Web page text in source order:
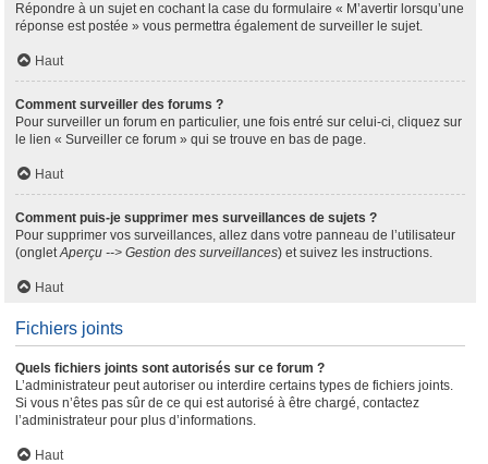
Répondre à un sujet en cochant la case du formulaire « M’avertir lorsqu’une
réponse est postée » vous permettra également de surveiller le sujet.
Haut
Comment surveiller des forums ?
Pour surveiller un forum en particulier, une fois entré sur celui-ci, cliquez sur
le lien « Surveiller ce forum » qui se trouve en bas de page.
Haut
Comment puis-je supprimer mes surveillances de sujets ?
Pour supprimer vos surveillances, allez dans votre panneau de l’utilisateur
(ongletAperçu --> Gestion des surveillances) et suivez les instructions.
Haut
Fichiers joints
Quels fichiers joints sont autorisés sur ce forum ?
L’administrateur peut autoriser ou interdire certains types de fichiers joints.
Si vous n’êtes pas sûr de ce qui est autorisé à être chargé, contactez
l’administrateur pour plus d’informations.
Haut